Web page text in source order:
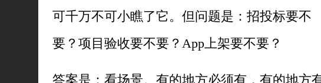
可千万不可小瞧了它。但问题是：招投标要不
要？项目验收要不要？App上架要不要？
答案是：看场景。有的地方必须有，有的地方